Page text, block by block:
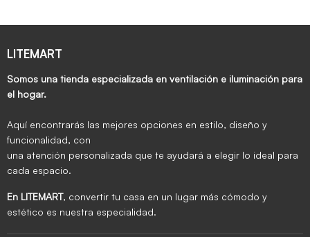
LITEMART
Somos una tienda especializada en ventilación e iluminación para
el hogar.
Aquí encontrarás las mejores opciones en estilo, diseño y
funcionalidad, con
una atención personalizada que te ayudará a elegir lo ideal para
cada espacio.
En LITEMART, convertir tu casa en un lugar más cómodo y
estético es nuestra especialidad.